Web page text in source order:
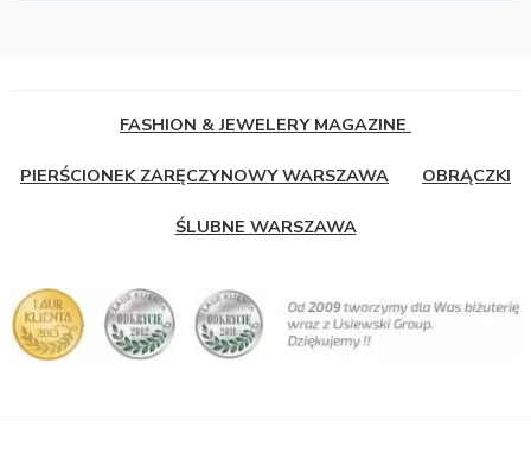
FASHION & JEWELERY MAGAZINE
PIERŚCIONEK ZARĘCZYNOWY WARSZAWA OBRĄCZKI
ŚLUBNE WARSZAWA